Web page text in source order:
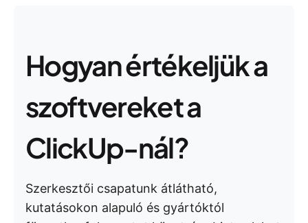
Hogyan értékeljük a
szoftvereket a
ClickUp-nál?
Szerkesztői csapatunk átlátható,
kutatásokon alapuló és gyártóktól